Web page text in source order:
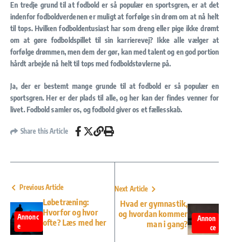
En tredje grund til at fodbold er så populær en sportsgren, er at det
indenfor fodboldverdenen er muligt at forfølge sin drøm om at nå helt
til tops. Hvilken fodboldentusiast har som dreng eller pige ikke drømt
om at gøre fodboldspillet til sin karrierevej? Ikke alle vælger at
forfølge drømmen, men dem der gør, kan med talent og en god portion
hårdt arbejde nå helt til tops med fodboldstøvlerne på.
Ja, der er bestemt mange grunde til at fodbold er så populær en
sportsgren. Her er der plads til alle, og her kan der findes venner for
livet. Fodbold samler os, og fodbold giver os et fællesskab.
Share this Article
Previous Article
Annonc
e
Løbetræning:
Hvorfor og hvor
ofte? Læs med her
Next Article
Hvad er gymnastik,
og hvordan kommer
man i gang?
Annon
ce